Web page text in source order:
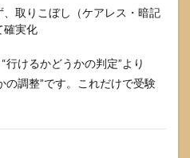
取りこぼし（ケアレス・暗記
確実化
行けるかどうかの判定”より
の調整”です。これだけで受験